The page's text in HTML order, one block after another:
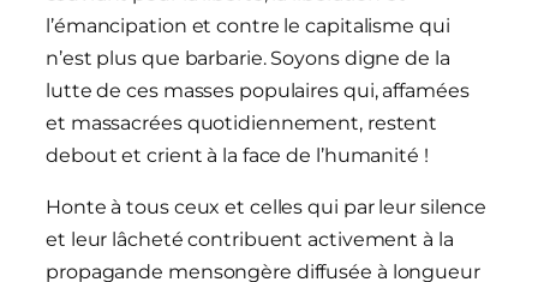
l’émancipation et contre le capitalisme qui
n’est plus que barbarie. Soyons digne de la
lutte de ces masses populaires qui, affamées
et massacrées quotidiennement, restent
debout et crient à la face de l’humanité !
Honte à tous ceux et celles qui par leur silence
et leur lâcheté contribuent activement à la
propagande mensongère diffusée à longueur